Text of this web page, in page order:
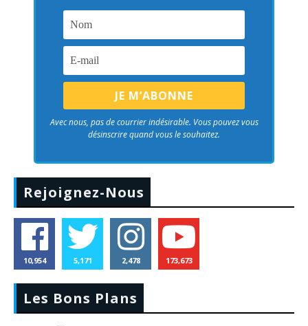
Avec nous, pas de courrier indésirable. Vous pouvez vous
désinscrire quand vous le souhaitez.
Rejoignez-Nous
10,954 5,171 2,478 173,673
Les Bons Plans